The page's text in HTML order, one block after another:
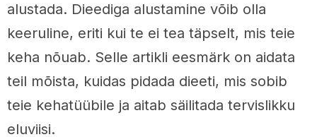
alustada. Dieediga alustamine võib olla
keeruline, eriti kui te ei tea täpselt, mis teie
keha nõuab. Selle artikli eesmärk on aidata
teil mõista, kuidas pidada dieeti, mis sobib
teie kehatüübile ja aitab säilitada tervislikku
eluviisi.